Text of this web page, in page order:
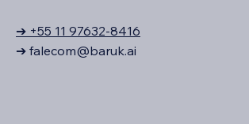
➔ +55 11 97632-8416
➔ falecom@baruk.ai